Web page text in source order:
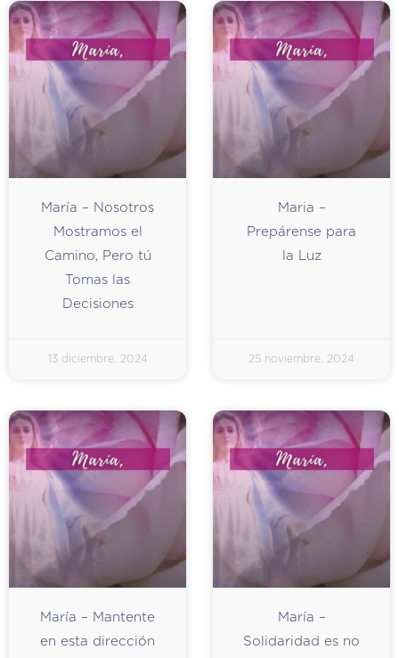
María – Nosotros
Mostramos el
Camino, Pero tú
Tomas las
Decisiones
13 diciembre, 2024
Maria –
Prepárense para
la Luz
25 noviembre, 2024
María – Mantente
en esta dirección
María –
Solidaridad es no